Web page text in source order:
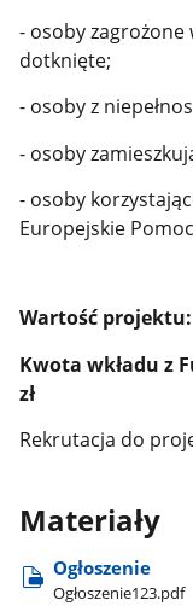
- osoby zagrożone
dotknięte;
- osoby z
- osoby
- osoby
Europejskie
Wartość projektu:
Kwota wkładu z
zł
Rekrutacja do
Materiały
Ogłoszenie
Ogłoszenie123.pdf